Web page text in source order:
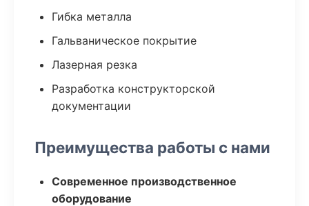
Гибка металла
Гальваническое покрытие
Лазерная резка
Разработка конструкторской
документации
Преимущества работы с нами
Современное производственное
оборудование